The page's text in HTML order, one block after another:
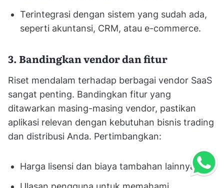
Terintegrasi dengan sistem yang sudah ada,
seperti akuntansi, CRM, atau e-commerce.
3. Bandingkan vendor dan fitur
Riset mendalam terhadap berbagai vendor SaaS
sangat penting. Bandingkan fitur yang
ditawarkan masing-masing vendor, pastikan
aplikasi relevan dengan kebutuhan bisnis trading
dan distribusi Anda. Pertimbangkan:
Harga lisensi dan biaya tambahan lainnya.